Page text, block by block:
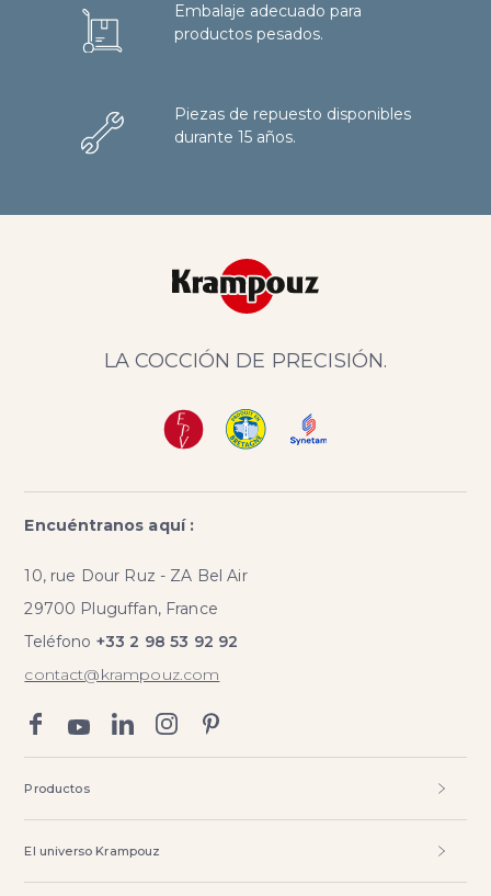
Embalaje adecuado para
productos pesados.
Piezas de repuesto disponibles
durante 15 años.
LA COCCIÓN DE PRECISIÓN.
Encuéntranos aquí :
10, rue Dour Ruz - ZA Bel Air
29700 Pluguffan, France
Teléfono +33 2 98 53 92 92
contact@krampouz.com
Productos
El universo Krampouz